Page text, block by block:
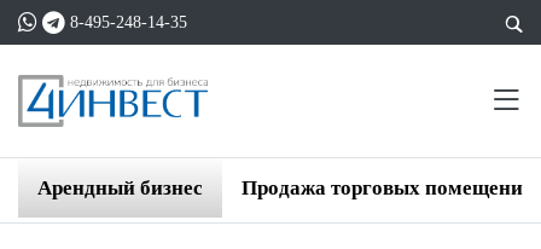
8-495-248-14-35
Арендный бизнес Продажа торговых помещений